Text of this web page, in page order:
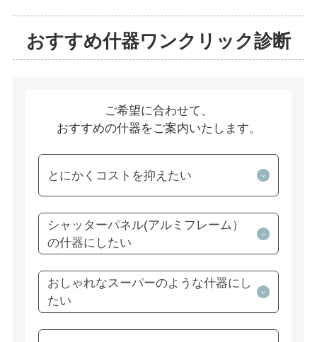
おすすめ什器ワンクリック診断
ご希望に合わせて、
おすすめの什器をご案内いたします。
とにかくコストを抑えたい
シャッターパネル(アルミフレーム）
の什器にしたい
おしゃれなスーパーのような什器にし
たい